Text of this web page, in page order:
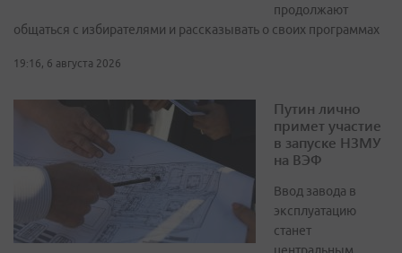
продолжают
общаться с избирателями и рассказывать о своих программах
19:16, 6 августа 2026
Путин лично
примет участие
в запуске НЗМУ
на ВЭФ
Ввод завода в
эксплуатацию
станет